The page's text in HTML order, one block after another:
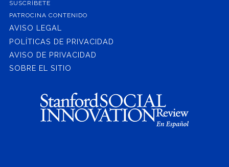
SUSCRÍBETE
PATROCINA CONTENIDO
AVISO LEGAL
POLÍTICAS DE PRIVACIDAD
AVISO DE PRIVACIDAD
SOBRE EL SITIO